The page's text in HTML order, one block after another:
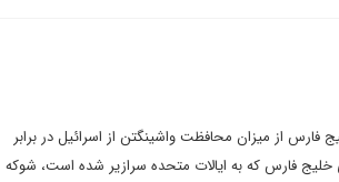
از میزان محافظت واشینگتن از اسرائیل در برابر
خلیج فارس که به ایالات متحده سرازیر شده است، شوکه